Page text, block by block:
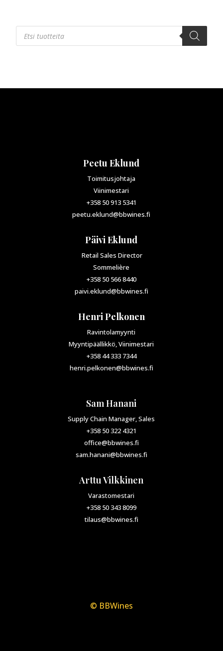
Products
search
Peetu Eklund
Toimitusjohtaja
Viinimestari
+358 50 913 5341
peetu.eklund@bbwines.fi
Päivi Eklund
Retail Sales Director
Sommelière
+358 50 566 8440
paivi.eklund@bbwines.fi
Henri Pelkonen
Ravintolamyynti
Myyntipäällikkö, Viinimestari
+358 44 333 7344
henri.pelkonen@bbwines.fi
Sam Hanani
Supply Chain Manager, Sales
+358 50 322 4321
office@bbwines.fi
sam.hanani@bbwines.fi
Arttu Vilkkinen
Varastomestari
+358 50 343 8099
tilaus@bbwines.fi
© BBWines